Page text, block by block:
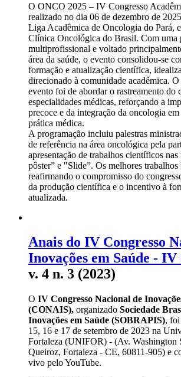
O ONCO 2025 – IV Congresso
realizado no dia 06 de dezembro de
Liga Acadêmica de Oncologia do Pará,
Clínica Oncológica do Brasil. Com uma
multiprofissional e voltado
área da saúde, o evento consolidou-se
formação e atualização científica,
direcionado à comunidade acadêmica.
evento foi de abordar o rastreamento do
especialidades médicas, reforçando a
precoce e da integração da oncologia em
prática médica.
A programação incluiu palestras
de referência na área oncológica pela
apresentação de trabalhos científicos
pôster” e "Slide”. Os melhores
reafirmando o compromisso do
da produção científica e o incentivo à
atualizada.
Anais do IV Congresso
Inovações em Saúde -
v. 4 n. 3 (2023)
O IV Congresso Nacional de
(CONAIS), organizado Sociedade
Inovações em Saúde (SOBRAPIS), foi
15, 16 e 17 de setembro de 2023 na
Fortaleza (UNIFOR) - (Av. Washington
Queiroz, Fortaleza - CE, 60811-905) e
vivo pelo YouTube.